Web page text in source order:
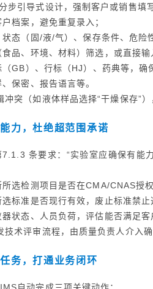
步引导式设计，强制客户或销售填
档案，避免重复录入；
态（固/液/气）、保存条件、危险
品、环境、材料）筛选，或直接输
GB）、行标（HJ）、药典等，确
保密、报告语言等。
突（如液体样品选择“干燥保存”）
力，杜绝超范围承诺
条要求：“实验室应确保有能
所选检测项目是否在CMA/CNAS授
标准是否现行有效，废止标准禁止
器状态、人员负荷，评估能否满足客
术评审流程，由质量负责人介入
务，打通业务闭环